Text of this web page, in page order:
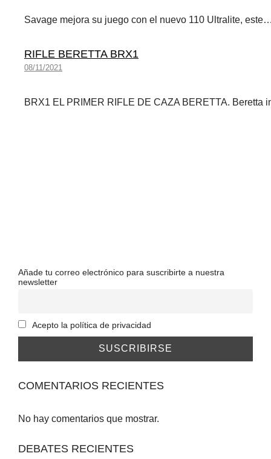
Savage mejora su juego con el nuevo 110 Ultralite,
RIFLE BERETTA BRX1
08/11/2021
BRX1 EL PRIMER RIFLE DE CAZA BERETTA. Beretta
Añade tu correo electrónico para suscribirte a nuestra
newsletter
Acepto la política de privacidad
COMENTARIOS RECIENTES
No hay comentarios que mostrar.
DEBATES RECIENTES